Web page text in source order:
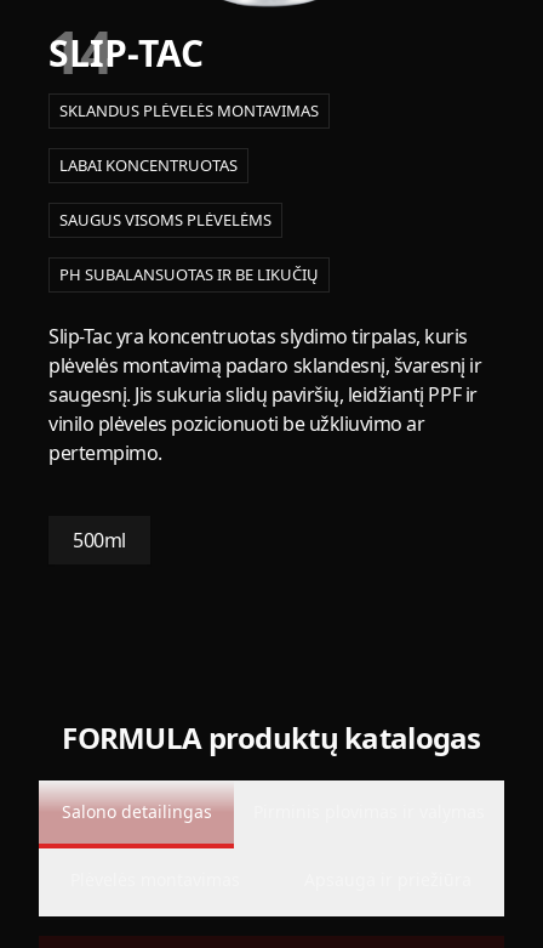
14
SLIP-TAC
SKLANDUS PLĖVELĖS MONTAVIMAS
LABAI KONCENTRUOTAS
SAUGUS VISOMS PLĖVELĖMS
PH SUBALANSUOTAS IR BE LIKUČIŲ
Slip-Tac yra koncentruotas slydimo tirpalas, kuris
plėvelės montavimą padaro sklandesnį, švaresnį ir
saugesnį. Jis sukuria slidų paviršių, leidžiantį PPF ir
vinilo plėveles pozicionuoti be užkliuvimo ar
pertempimo.
500ml
FORMULA produktų katalogas
Salono detailingas